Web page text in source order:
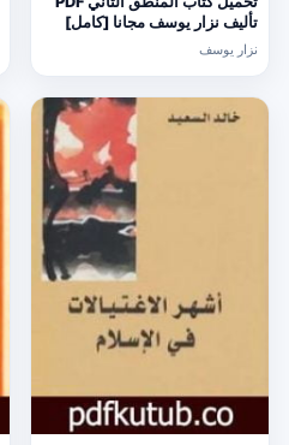
تأليف نزار يوسف مجانا [كامل]
نزار يوسف